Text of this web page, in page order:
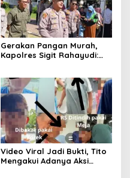
Gerakan Pangan Murah,
Kapolres Sigit Rahayudi:
Video Viral Jadi Bukti, Tito
Mengakui Adanya Aksi